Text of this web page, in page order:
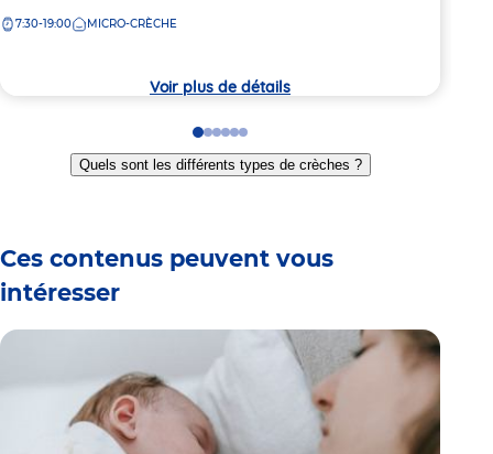
la 7:30-19:00 MICRO-CRÈCHE
Voir plus de détails
Go
to
slide
Go
to
slide
Go
to
slide
Go
to
slide
Go
to
slide
Go
to
slide
Quels sont les différents types de crèches ?
Ces contenus peuvent vous
intéresser